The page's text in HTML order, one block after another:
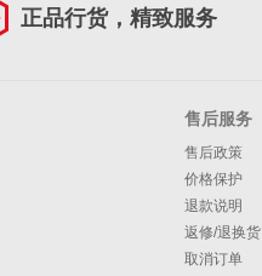
正品行货，精致服务
售后服务
售后政策
价格保护
退款说明
返修/退换货
取消订单